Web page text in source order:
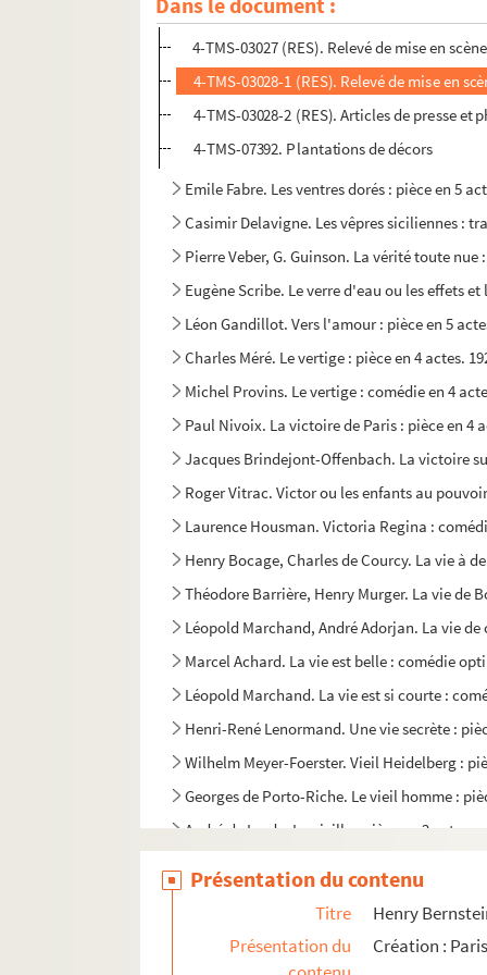
Henry Bernstein. Le venin : pièce en 3 actes.
4-TMS-03027 (RES). Relevé de mise en
4-TMS-03028-1 (RES). Relevé de mise en
4-TMS-03028-2 (RES). Articles de presse et
4-TMS-07392. Plantations de décors
Emile Fabre. Les ventres dorés : pièce en 5
Casimir Delavigne. Les vêpres siciliennes :
Pierre Veber, G. Guinson. La vérité toute
Eugène Scribe. Le verre d'eau ou les effets
Léon Gandillot. Vers l'amour : pièce en 5
Charles Méré. Le vertige : pièce en 4 actes.
Michel Provins. Le vertige : comédie en 4
Paul Nivoix. La victoire de Paris : pièce en 4
Jacques Brindejont-Offenbach. La victoire
Roger Vitrac. Victor ou les enfants au
Laurence Housman. Victoria Regina :
Henry Bocage, Charles de Courcy. La vie à
Théodore Barrière, Henry Murger. La vie de
Léopold Marchand, André Adorjan. La vie
Marcel Achard. La vie est belle : comédie
Léopold Marchand. La vie est si courte :
Henri-René Lenormand. Une vie secrète :
Wilhelm Meyer-Foerster. Vieil Heidelberg :
Georges de Porto-Riche. Le vieil homme :
André de Lorde. La vieille : pièce en 2 actes
Edouard Bourdet. Vient de paraître :
Présentation du contenu
Titre
Henry
Présentation du
Création :